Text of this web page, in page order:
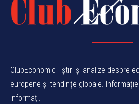
ClubEconomic - știri și analize despre
europene și tendințe globale.
informați.